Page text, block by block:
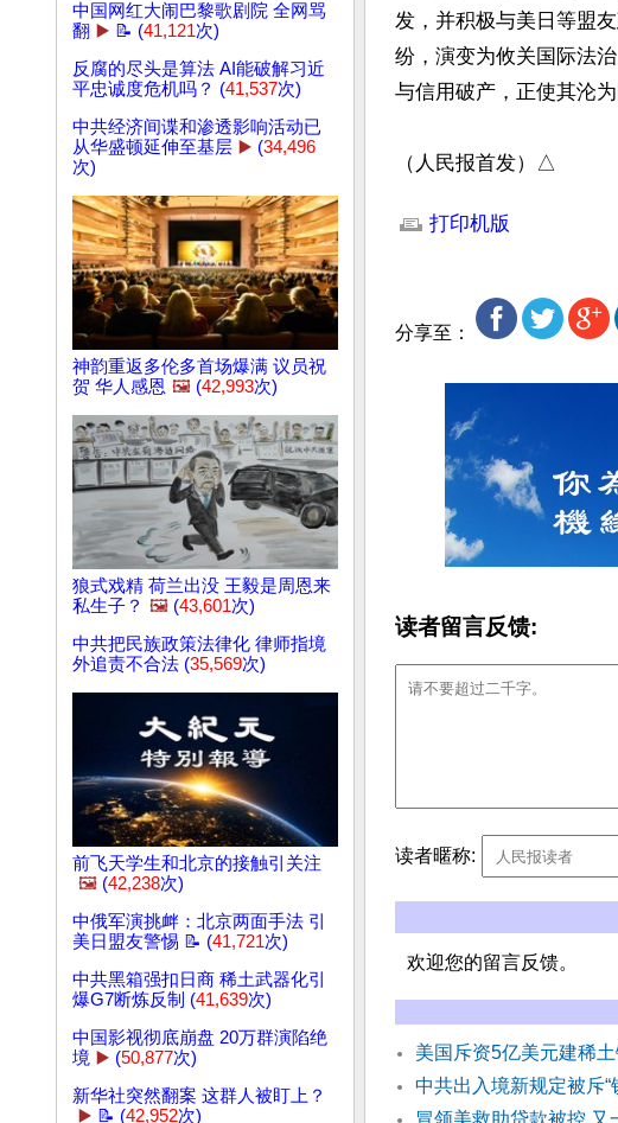
中国网红大闹巴黎歌剧院 全网骂
翻 ▶️ 📝 (41,121次)
反腐的尽头是算法 AI能破解习近
平忠诚度危机吗？ (41,537次)
中共经济间谍和渗透影响活动已
从华盛顿延伸至基层 ▶️ (34,496
次)
神韵重返多伦多首场爆满 议员祝
贺 华人感恩 🖼️ (42,993次)
狼式戏精 荷兰出没 王毅是周恩来
私生子？ 🖼️ (43,601次)
中共把民族政策法律化 律师指境
外追责不合法 (35,569次)
前飞天学生和北京的接触引关注
🖼️ (42,238次)
中俄军演挑衅：北京两面手法 引
美日盟友警惕 📝 (41,721次)
中共黑箱强扣日商 稀土武器化引
爆G7断炼反制 (41,639次)
中国影视彻底崩盘 20万群演陷绝
境 ▶️ (50,877次)
新华社突然翻案 这群人被盯上？
▶️ 📝 (42,952次)
发，并积极与美日等盟
纷，演变为攸关国际法
与信用破产，正使其沦
（人民报首发）△
打印机版
分享至：
读者留言反馈:
读者暱称:
欢迎您的留言反馈。
美国斥资5亿美元建稀
中共出入境新规定被斥“
冒领美救助贷款被控 又